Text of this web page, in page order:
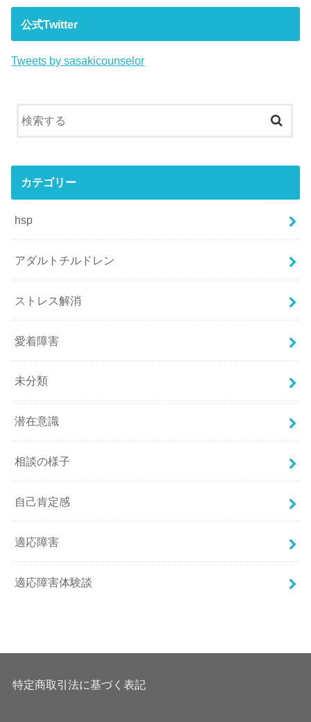
公式Twitter
Tweets by sasakicounselor
カテゴリー
hsp
アダルトチルドレン
ストレス解消
愛着障害
未分類
潜在意識
相談の様子
自己肯定感
適応障害
適応障害体験談
特定商取引法に基づく表記